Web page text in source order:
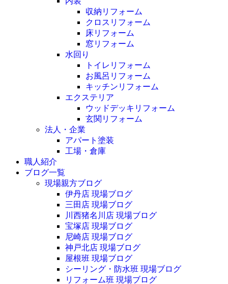
収納リフォーム
クロスリフォーム
床リフォーム
窓リフォーム
水回り
トイレリフォーム
お風呂リフォーム
キッチンリフォーム
エクステリア
ウッドデッキリフォーム
玄関リフォーム
法人・企業
アパート塗装
工場・倉庫
職人紹介
ブログ一覧
現場親方ブログ
伊丹店 現場ブログ
三田店 現場ブログ
川西猪名川店 現場ブログ
宝塚店 現場ブログ
尼崎店 現場ブログ
神戸北店 現場ブログ
屋根班 現場ブログ
シーリング・防水班 現場ブログ
リフォーム班 現場ブログ